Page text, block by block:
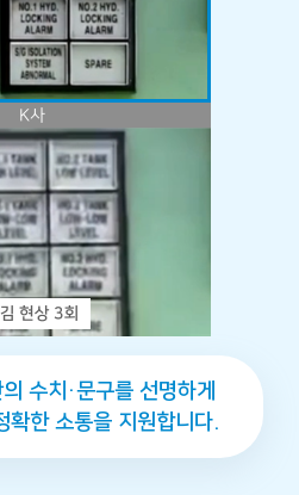
수치·문구를 선명하게
확한 소통을 지원합니다.